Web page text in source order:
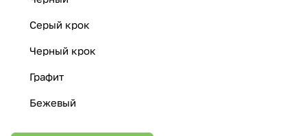
Серый крок
Черный крок
Графит
Бежевый